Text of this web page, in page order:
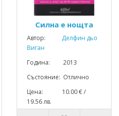
Силна е нощта
Автор:
Делфин дьо
Виган
Година: 2013
Състояние: Отлично
Цена: 10.00 € /
19.56 лв.